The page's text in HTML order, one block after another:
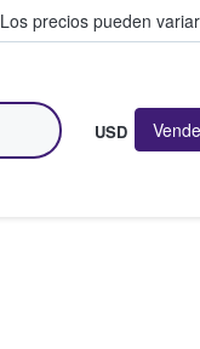
Los precios pueden
USD